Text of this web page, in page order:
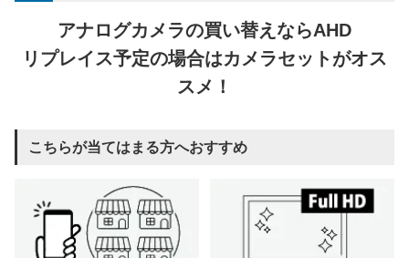
アナログカメラの買い替えならAHD
リプレイス予定の場合はカメラセットがオス
スメ！
こちらが当てはまる方へおすすめ